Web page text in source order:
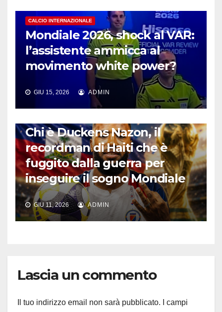
CALCIO INTERNAZIONALE
Mondiale 2026, shock al VAR:
l’assistente ammicca al
movimento white power?
GIU 15, 2026 ADMIN
Chi è Duckens Nazon, il
recordman di Haiti che è
fuggito dalla guerra per
inseguire il sogno Mondiale
GIU 11, 2026 ADMIN
Lascia un commento
Il tuo indirizzo email non sarà pubblicato.
I campi